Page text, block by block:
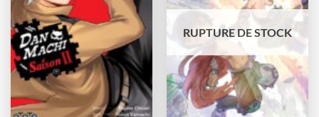
RUPTURE DE STOCK